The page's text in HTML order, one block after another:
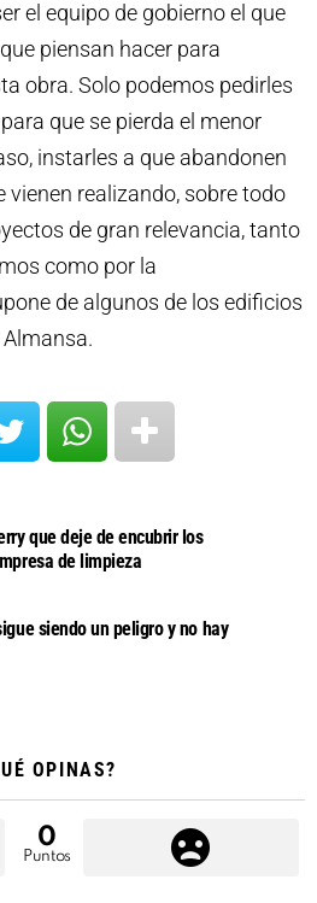
el equipo de gobierno el que
piensan hacer para
obra. Solo podemos pedirles
que se pierda el menor
instarles a que abandonen
vienen realizando, sobre todo
de gran relevancia, tanto
como por la
de algunos de los edificios
que deje de encubrir los
de limpieza
siendo un peligro y no hay
OPINAS?
0
Puntos